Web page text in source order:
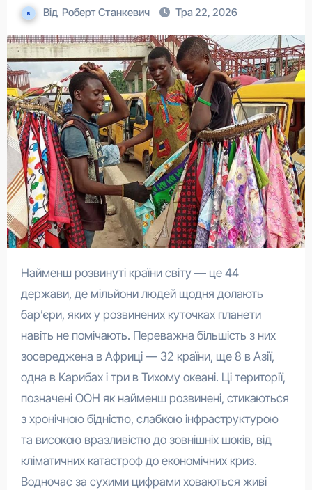
Від Роберт Станкевич Тра 22, 2026
Найменш розвинуті країни світу — це 44
держави, де мільйони людей щодня долають
бар’єри, яких у розвинених куточках планети
навіть не помічають. Переважна більшість з них
зосереджена в Африці — 32 країни, ще 8 в Азії,
одна в Карибах і три в Тихому океані. Ці території,
позначені ООН як найменш розвинені, стикаються
з хронічною бідністю, слабкою інфраструктурою
та високою вразливістю до зовнішніх шоків, від
кліматичних катастроф до економічних криз.
Водночас за сухими цифрами ховаються живі